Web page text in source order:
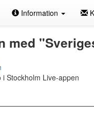
Information
med
Stockholm Live-appen